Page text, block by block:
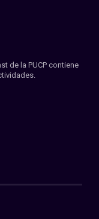
de la PUCP contiene